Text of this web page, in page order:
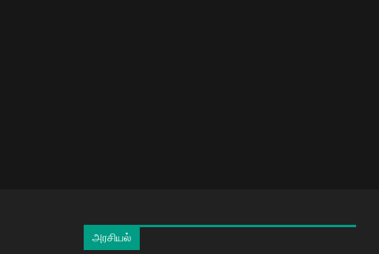
அரசியல்